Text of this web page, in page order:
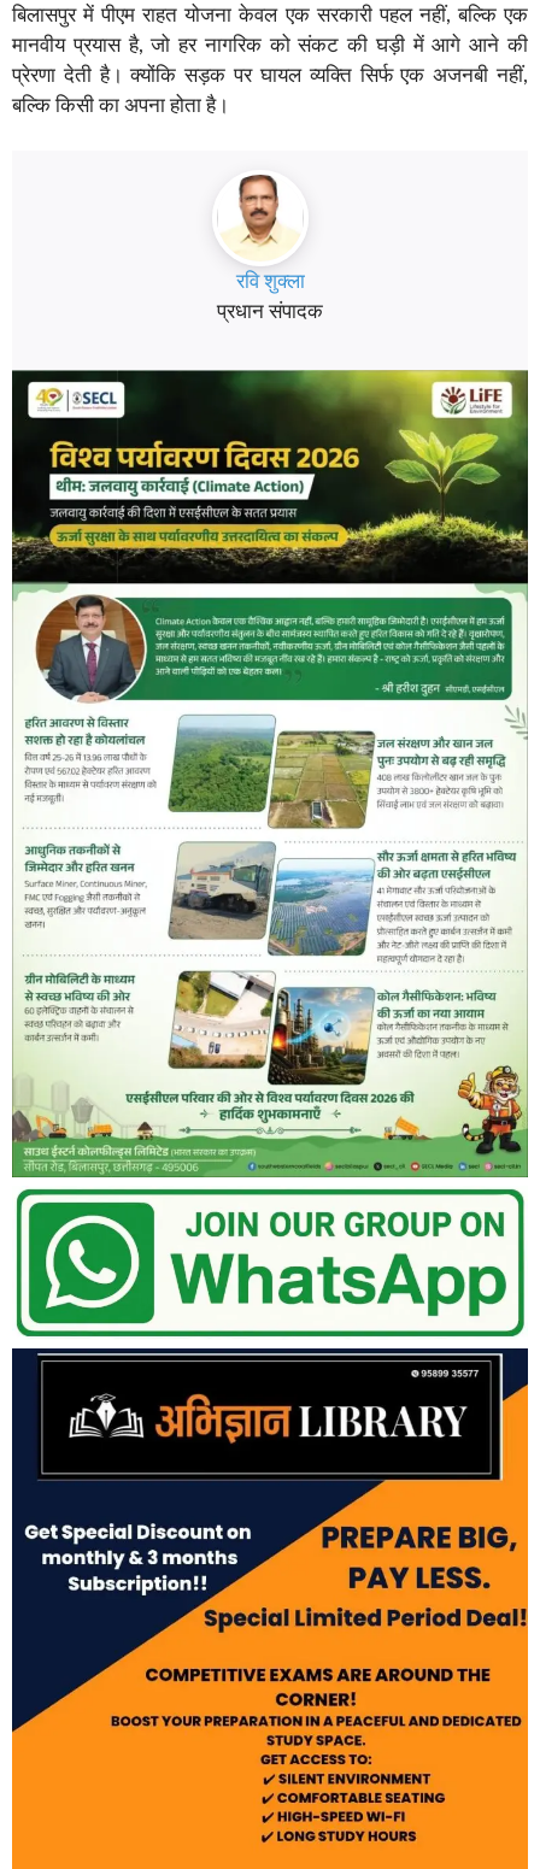
बिलासपुर में पीएम राहत योजना केवल एक सरकारी पहल नहीं, बल्कि एक
मानवीय प्रयास है, जो हर नागरिक को संकट की घड़ी में आगे आने की
प्रेरणा देती है। क्योंकि सड़क पर घायल व्यक्ति सिर्फ एक अजनबी नहीं,
बल्कि किसी का अपना होता है।
रवि शुक्ला
प्रधान संपादक